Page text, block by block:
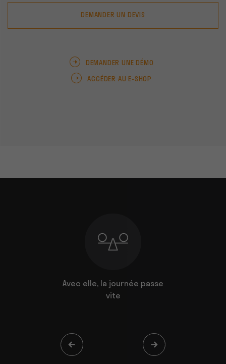
DEMANDER UN DEVIS
DEMANDER UNE DÉMO
ACCÉDER AU E-SHOP
Avec elle, la journée passe
vite